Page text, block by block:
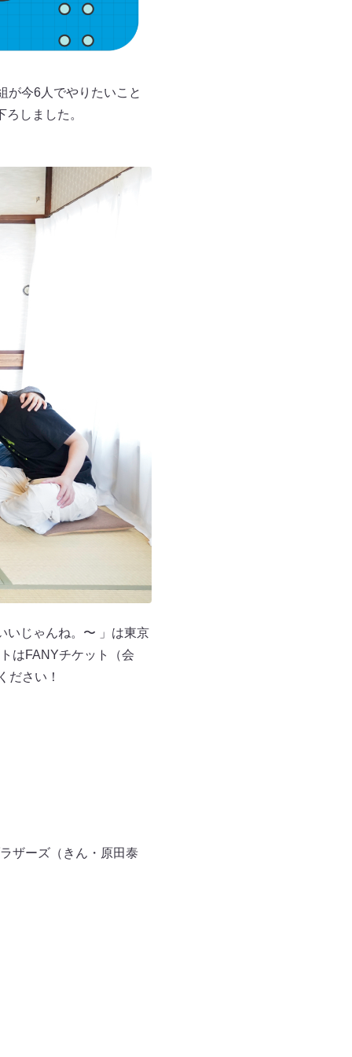
が今6人でやりたいこと
しました。
いじゃんね。〜 」は東京
はFANYチケット（会
ださい！
ザーズ（きん・原田泰